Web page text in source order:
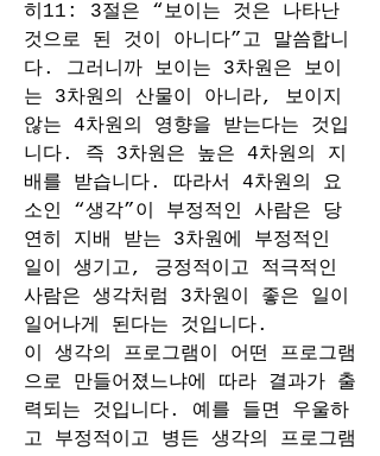
히11: 3절은 “보이는 것은 나타난
것으로 된 것이 아니다”고 말씀합니
다. 그러니까 보이는 3차원은 보이
는 3차원의 산물이 아니라, 보이지
않는 4차원의 영향을 받는다는 것입
니다. 즉 3차원은 높은 4차원의 지
배를 받습니다. 따라서 4차원의 요
소인 “생각”이 부정적인 사람은 당
연히 지배 받는 3차원에 부정적인
일이 생기고, 긍정적이고 적극적인
사람은 생각처럼 3차원이 좋은 일이
일어나게 된다는 것입니다.
이 생각의 프로그램이 어떤 프로그램
으로 만들어졌느냐에 따라 결과가 출
력되는 것입니다. 예를 들면 우울하
고 부정적이고 병든 생각의 프로그램